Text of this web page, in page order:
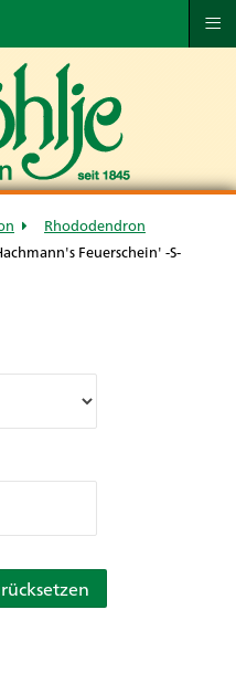
Rhododendron
Feuerschein' -S-
≡